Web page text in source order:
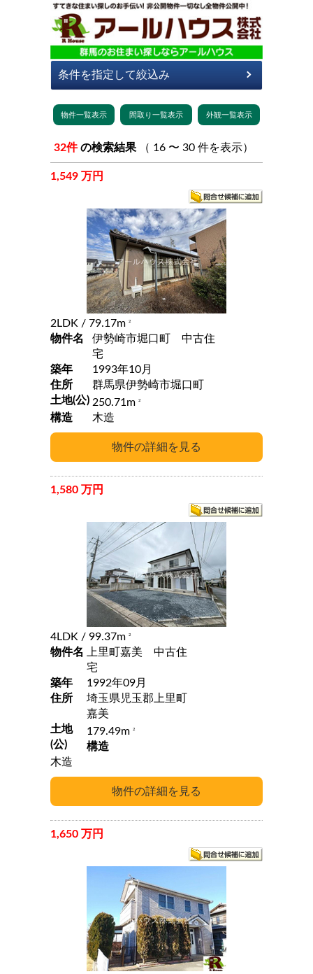
32件 の検索結果 （ 16 〜 30 件を表示）
1,549 万円
2LDK / 79.17m 2
物件名
伊勢崎市堀口町 中古住
宅
築年
1993年10月
住所
群馬県伊勢崎市堀口町
土地(公) 250.71m 2
構造 木造
1,580 万円
4LDK / 99.37m 2
物件名
上里町嘉美 中古住
宅
築年
1992年09月
住所
埼玉県児玉郡上里町
嘉美
土地
(公)
179.49m 2
構造
木造
1,650 万円